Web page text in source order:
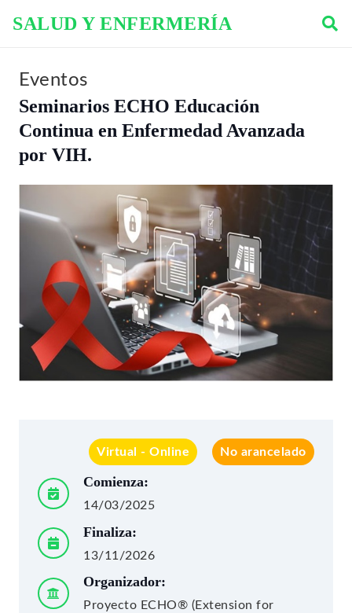
SALUD Y ENFERMERÍA
Eventos
Seminarios ECHO Educación
Continua en Enfermedad Avanzada
por VIH.
Virtual - Online No arancelado
Comienza:
14/03/2025
Finaliza:
13/11/2026
Organizador:
Proyecto ECHO® (Extension for